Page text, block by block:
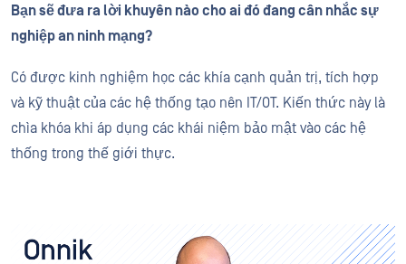
Bạn sẽ đưa ra lời khuyên nào cho ai đó đang cân nhắc sự
nghiệp an ninh mạng?
Có được kinh nghiệm học các khía cạnh quản trị, tích hợp
và kỹ thuật của các hệ thống tạo nên IT/OT. Kiến thức này là
chìa khóa khi áp dụng các khái niệm bảo mật vào các hệ
thống trong thế giới thực.